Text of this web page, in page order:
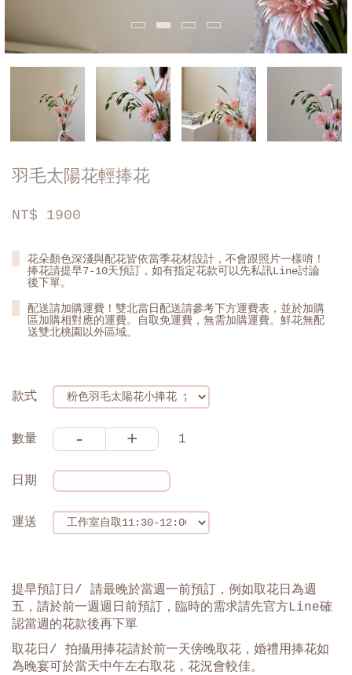
羽毛太陽花輕捧花
NT$ 1900
花朵顏色深淺與配花皆依當季花材設計，不會跟照片一樣唷！
捧花請提早7-10天預訂，如有指定花款可以先私訊Line討論
後下單。
配送請加購運費！雙北當日配送請參考下方運費表，並於加購
區加購相對應的運費。自取免運費，無需加購運費。鮮花無配
送雙北桃園以外區域。
款式
數量 - + 1
日期
運送
提早預訂日/ 請最晚於當週一前預訂，例如取花日為週
五，請於前一週週日前預訂，臨時的需求請先官方Line確
認當週的花款後再下單
取花日/ 拍攝用捧花請於前一天傍晚取花，婚禮用捧花如
為晚宴可於當天中午左右取花，花況會較佳。